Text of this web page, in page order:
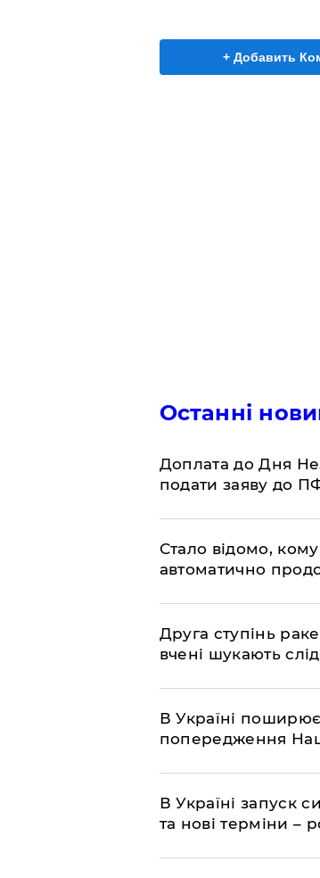
+ Добавить
Останні
Доплата до Дня
подати заяву до
Стало відомо,
автоматично
​Друга ступінь
вчені шукають
В Україні
попередження
​В Україні запуск
та нові терміни –